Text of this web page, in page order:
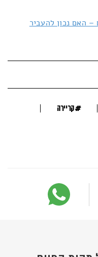
– האם נכון להעביר
#קריירה